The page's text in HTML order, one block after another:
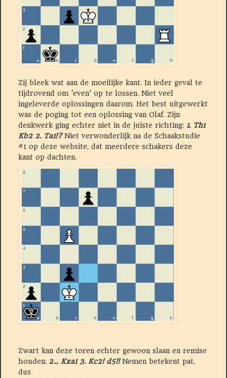
Zij bleek wat aan de moeilijke kant. In ieder geval te
tijdrovend om ‘even’ op te lossen. Niet veel
ingeleverde oplossingen daarom. Het best uitgewerkt
was de poging tot een oplossing van Olaf. Zijn
denkwerk ging echter niet in de juiste richting: 1. Th1
Kb2 2. Ta1!? Niet verwonderlijk na de Schaakstudie
#1 op deze website, dat meerdere schakers deze
kant op dachten.
Zwart kan deze toren echter gewoon slaan en remise
houden: 2… Kxa1 3. Kc2! d5!!Nemen betekent pat,
dus